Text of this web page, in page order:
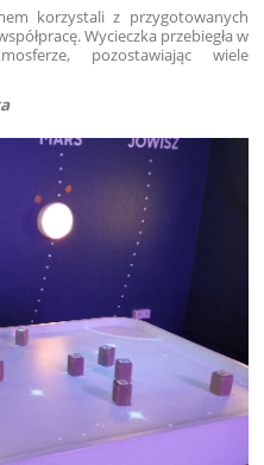
korzystali z przygotowanych
Wycieczka przebiegła w
pozostawiając wiele